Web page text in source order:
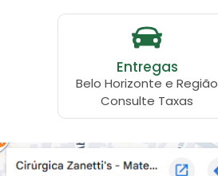
Entregas
Belo Horizonte e Região
Consulte Taxas